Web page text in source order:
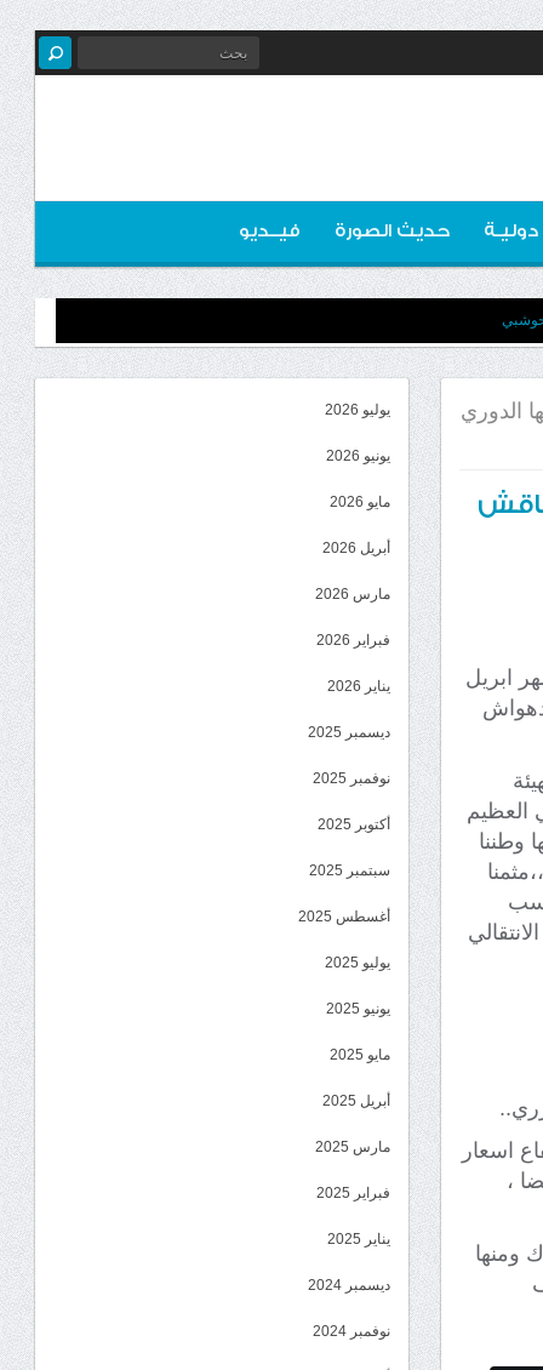
دوليـة حديث الصورة فيــديو
الدوري
ابريل
العظيم
وطننا
اسعار
،
ومنها
يوليو 2026
يونيو 2026
مايو 2026
أبريل 2026
مارس 2026
فبراير 2026
يناير 2026
ديسمبر 2025
نوفمبر 2025
أكتوبر 2025
سبتمبر 2025
أغسطس 2025
يوليو 2025
يونيو 2025
مايو 2025
أبريل 2025
مارس 2025
فبراير 2025
يناير 2025
ديسمبر 2024
نوفمبر 2024